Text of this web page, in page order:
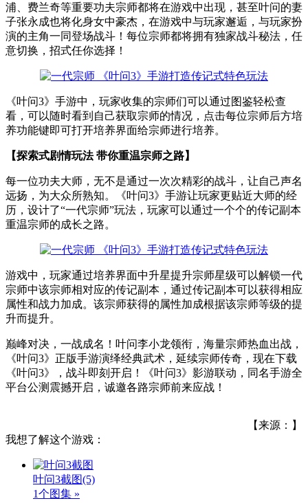
浦、费兰奇等重要功夫宗师都将在游戏中出现，甚至叶问的妻
子张永成也将化身女中豪杰，在游戏中与玩家邂逅，与玩家扮
演的主角一同登场战斗！每位宗师都将拥有独家战斗秘法，任
意切换，招式任你选择！
《叶问3》手游中，玩家收集的宗师们可以通过图鉴轻松查
看，可以随时看到自己获取宗师的情况，点击每位宗师后方培
养功能键即可打开培养界面给宗师进行培养。
【探索式剧情玩法 带你重温宗师之路】
每一位功夫大师，无不是通过一次次精彩的战斗，让自己声名
远扬，为大众所熟知。《叶问3》手游让玩家更贴近大师的经
历，设计了“一代宗师”玩法，玩家可以通过一个个的传记副本
重温宗师的成长之路。
游戏中，玩家通过培养界面中升星提升宗师星级可以解锁一代
宗师中该宗师相对应的传记副本，通过传记副本可以获得相应
属性和战力加成。该宗师获得的属性加成根据该宗师等级的提
升而提升。
巅峰对决，一战成名！叶问李小龙领衔，海量宗师热血出战，
《叶问3》正版手游演绎经典武术，延续宗师传奇，现在下载
《叶问3》，战斗即刻开启！《叶问3》影游联动，同名手游全
平台公测震撼开启，诚邀各路宗师前来应战！
【来源：】
我想了解这个游戏：
叶问3截图(5)
1个图集 »